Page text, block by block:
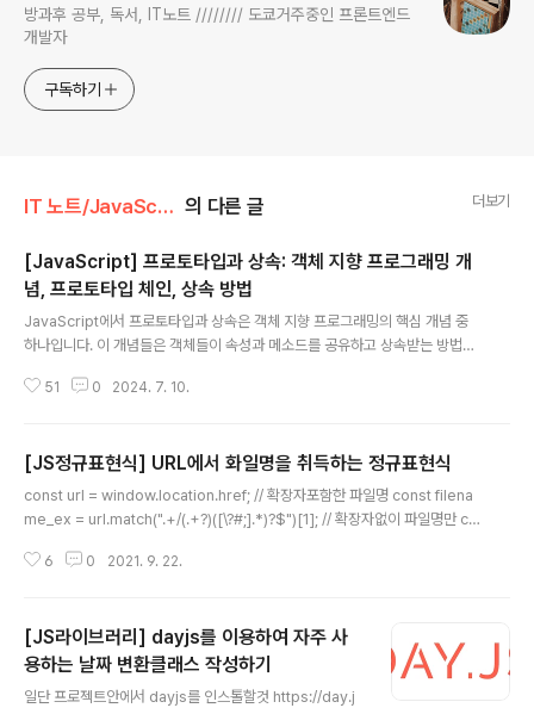
방과후 공부, 독서, IT노트 //////// 도쿄거주중인 프론트엔드
개발자
구독하기
IT 노트/JavaScript 의 다른 글 더보기
[JavaScript] 프로토타입과 상속: 객체 지향 프로그래밍 개
념, 프로토타입 체인, 상속 방법
JavaScript에서 프로토타입과 상속은 객체 지향 프로그래밍의 핵심 개념 중
하나입니다. 이 개념들은 객체들이 속성과 메소드를 공유하고 상속받는 방법을
입을 통한 상속 모델을 사용합니다.프로토타입 (Prototype)JavaScript의 모
로토타입 객체를 통해 속성과 메서드를 자식 객체에 전달하는 방식으로 이루어
집니다.function Person(name) { this.name = name;}Person.prototy
pe.greet = function..
51 0 2024. 7. 10.
[JS정규표현식] URL에서 화일명을 취득하는 정규표현식
const url = window.location.href; // 확장자포함한 파일명 const filena
me_ex = url.match(".+/(.+?)([\?#;].*)?$")[1]; // 확장자없이 파일명만 co
6 0 2021. 9. 22.
[JS라이브러리] dayjs를 이용하여 자주 사
용하는 날짜 변환클래스 작성하기
일단 프로젝트안에서 dayjs를 인스톨할것 https://day.j